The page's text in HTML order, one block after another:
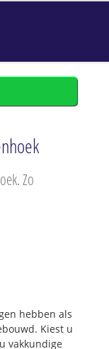
Zo
hebben als
Kiest u
vakkundige